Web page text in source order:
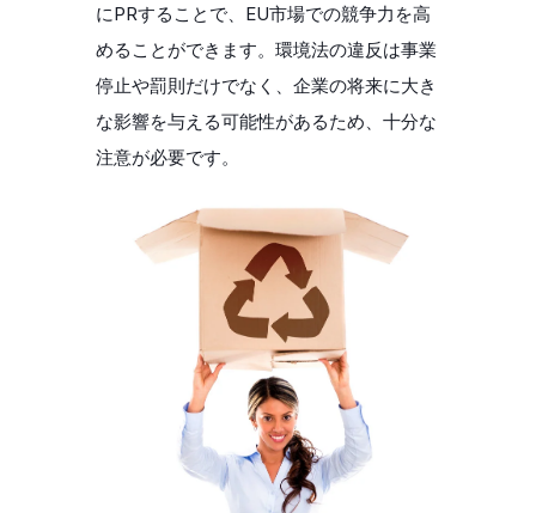
にPRすることで、EU市場での競争力を高
めることができます。環境法の違反は事業
停止や罰則だけでなく、企業の将来に大き
な影響を与える可能性があるため、十分な
注意が必要です。